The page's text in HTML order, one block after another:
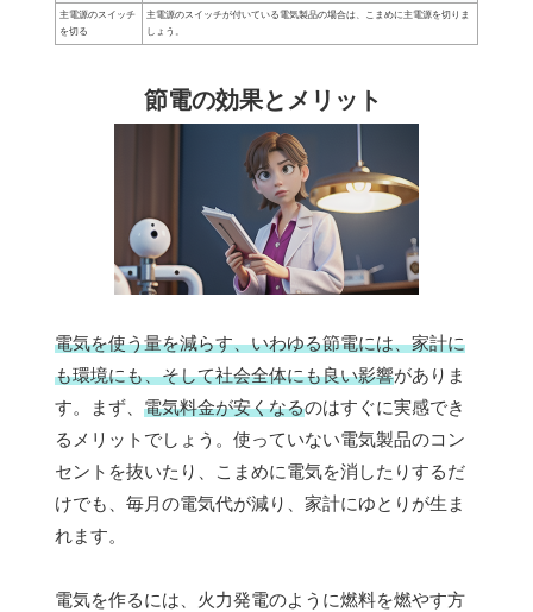
主電源のスイッチ
を切る
主電源のスイッチが付いている電気製品の場合は、こまめに主電源を切りま
しょう。
節電の効果とメリット
電気を使う量を減らす、いわゆる節電には、家計に
も環境にも、そして社会全体にも良い影響がありま
す。まず、 電気料金が安くなるのはすぐに実感でき
るメリットでしょう。使っていない電気製品のコン
セントを抜いたり、こまめに電気を消したりするだ
けでも、毎月の電気代が減り、家計にゆとりが生ま
れます。
電気を作るには、火力発電のように燃料を燃やす方